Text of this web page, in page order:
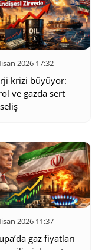
2026 17:32
krizi büyüyor:
ve gazda sert
2026 11:37
gaz fiyatları